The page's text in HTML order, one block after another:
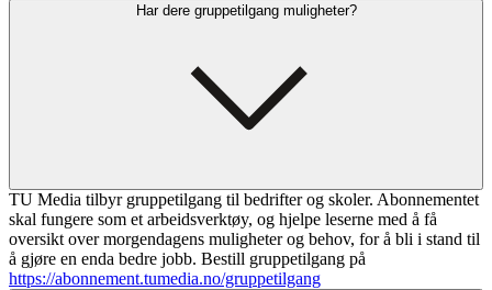
Har dere gruppetilgang muligheter?
TU Media tilbyr gruppetilgang til bedrifter og skoler. Abonnementet
skal fungere som et arbeidsverktøy, og hjelpe leserne med å få
oversikt over morgendagens muligheter og behov, for å bli i stand til
å gjøre en enda bedre jobb. Bestill gruppetilgang på
https://abonnement.tumedia.no/gruppetilgang